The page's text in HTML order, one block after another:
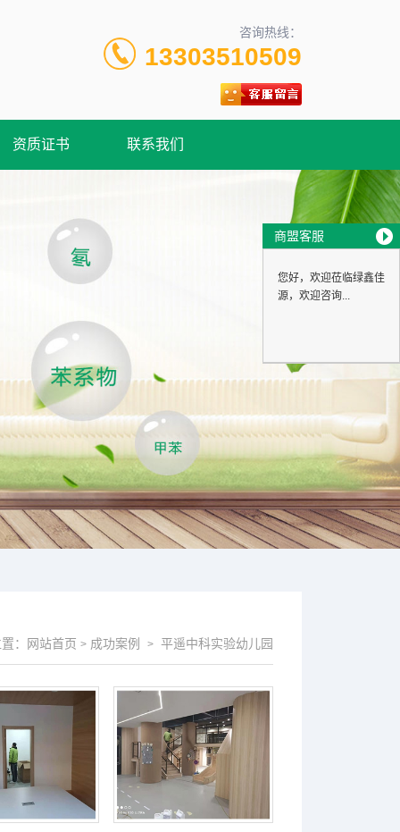
咨询热线：
13303510509
资质证书 联系我们
： 网站首页 > 成功案例 > 平遥中科实验幼儿园
商盟客服
您好，欢迎莅临绿鑫佳
源，欢迎咨询...